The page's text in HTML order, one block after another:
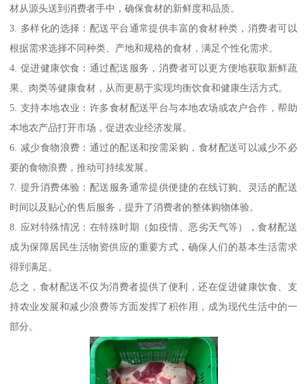
材从源头送到消费者手中，确保食材的新鲜度和品质。
3. 多样化的选择：配送平台通常提供丰富的食材种类，消费者可以
根据需求选择不同种类、产地和规格的食材，满足个性化需求。
4. 促进健康饮食：通过配送服务，消费者可以更方便地获取新鲜蔬
果、肉类等健康食材，从而更易于实现均衡饮食和健康生活方式。
5. 支持本地农业：许多食材配送平台与本地农场或农户合作，帮助
本地农产品打开市场，促进农业经济发展。
6. 减少食物浪费：通过的配送和按需采购，食材配送可以减少不必
要的食物浪费，推动可持续发展。
7. 提升消费体验：配送服务通常提供便捷的在线订购、灵活的配送
时间以及贴心的售后服务，提升了消费者的整体购物体验。
8. 应对特殊情况：在特殊时期（如疫情、恶劣天气等），食材配送
成为保障居民生活物资供应的重要方式，确保人们的基本生活需求
得到满足。
总之，食材配送不仅为消费者提供了便利，还在促进健康饮食、支
持农业发展和减少浪费等方面发挥了积作用，成为现代生活中的一
部分。